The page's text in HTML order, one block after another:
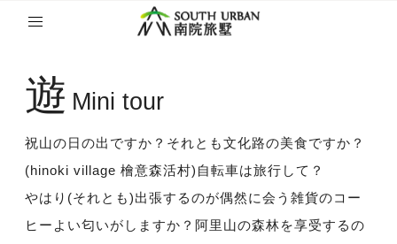
遊 Mini tour
祝山の日の出ですか？それとも文化路の美食ですか？
(hinoki village 檜意森活村)自転車は旅行して？
やはり(それとも)出張するのが偶然に会う雑貨のコー
ヒーよい匂いがしますか？阿里山の森林を享受するの